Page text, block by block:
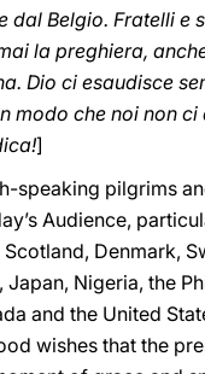
dal Belgio. Fratelli e
la preghiera,
Dio ci esaudisce
modo che noi non ci
]
speaking pilgrims
Audience,
Denmark,
Japan, Nigeria, the
and the United
wishes that the